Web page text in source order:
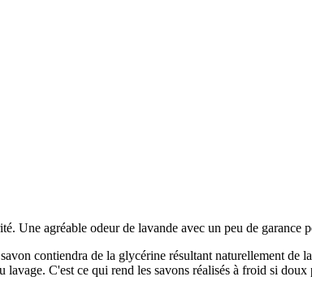
Une agréable odeur de lavande avec un peu de garance
contiendra de la glycérine résultant naturellement de
C'est ce qui rend les savons réalisés à froid si doux